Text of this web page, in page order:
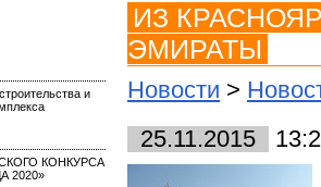
и
КОНКУРСА
2020»
ИЗ
ЭМИРАТЫ
Новости >
25.11.2015